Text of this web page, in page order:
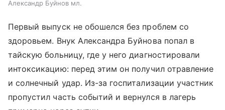
Александр Буйнов мл.
Первый выпуск не обошелся без проблем со
здоровьем. Внук Александра Буйнова попал в
тайскую больницу, где у него диагностировали
интоксикацию: перед этим он получил отравление
и солнечный удар. Из-за госпитализации участник
пропустил часть событий и вернулся в лагерь